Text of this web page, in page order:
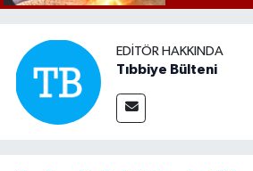
EDITÖR HAKKINDA
Tıbbiye Bülteni